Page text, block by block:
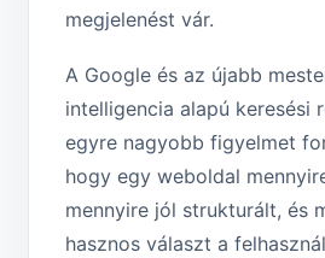
megjelenést vár.
A Google és az újabb
intelligencia alapú keresési
egyre nagyobb figyelmet
hogy egy weboldal
mennyire jól strukturált, és
hasznos választ a